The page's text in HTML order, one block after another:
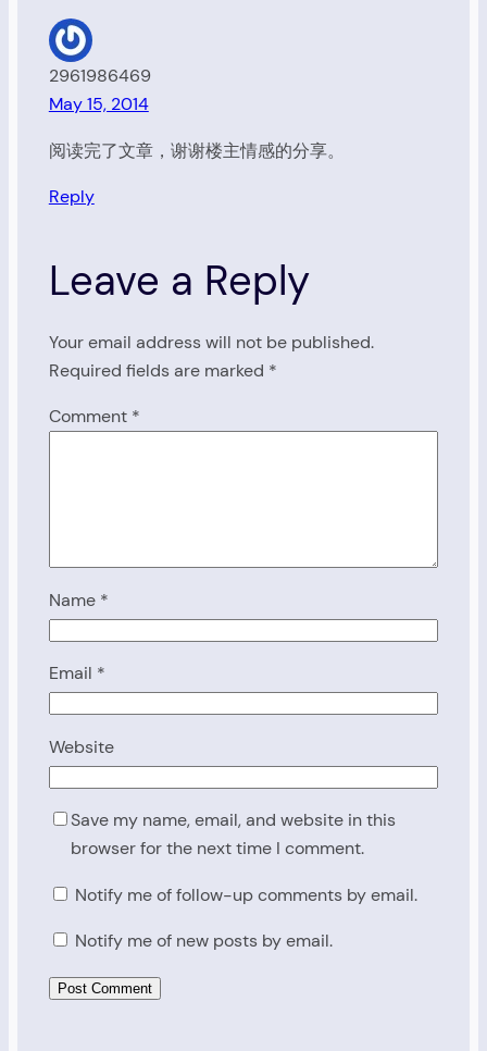
2961986469
May 15, 2014
阅读完了文章，谢谢楼主情感的分享。
Reply
Leave a Reply
Your email address will not be published.
Required fields are marked *
Comment *
Name *
Email *
Website
Save my name, email, and website in this
browser for the next time I comment.
Notify me of follow-up comments by email.
Notify me of new posts by email.